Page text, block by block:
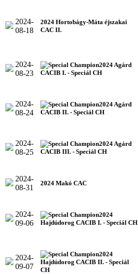
2024-
08-18
2024 Hortobágy-Máta éjszakai
CAC II.
2024-
08-23
2024 Agárd
CACIB I. - Speciál CH
2024-
08-24
2024 Agárd
CACIB II. - Speciál CH
2024-
08-25
2024 Agárd
CACIB III. - Speciál CH
2024-
08-31
2024 Makó CAC
2024-
09-06
2024
Hajdúdorog CACIB I. - Speciál CH
2024-
09-07
2024
Hajdúdorog CACIB II. - Speciál
CH